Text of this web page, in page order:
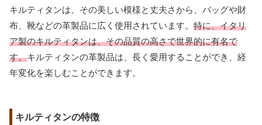
キルティタンは、その美しい模様と丈夫さから、バッグや財
布、靴などの革製品に広く使用されています。 特に、イタリ
ア製のキルティタンは、その品質の高さで世界的に有名で
す。キルティタンの革製品は、長く愛用することができ、経
年変化を楽しむことができます。
キルティタンの特徴